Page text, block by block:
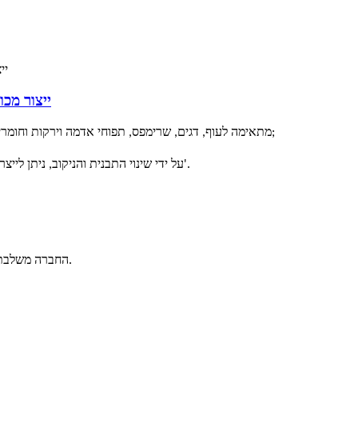
ייצור
מכונת עיצוב קציצות המבורגר אוטומטית AMF600 מתאימה לעוף, דגים, שרימפס, תפוחי אדמה וירקות וחומרים אחרים;
על ידי שינוי התבנית והניקוב, ניתן לייצר מוצרים בצורת קציצות המבורגר, נאגטס עוף, טבעות בצל וכו'.
החברה משלבת מחקר ופיתוח ציוד, ייצור ומכירות, עם יותר מ-50 עובדים וטכנולוגיה חזקה.